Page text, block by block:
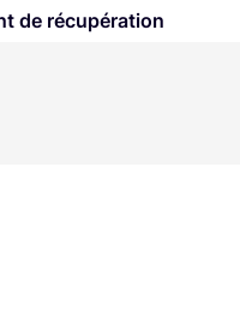
annonces pour louer un
de récupération